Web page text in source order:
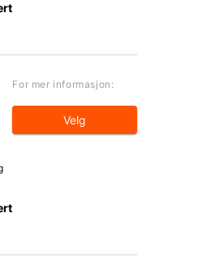
For mer informasjon:
Velg